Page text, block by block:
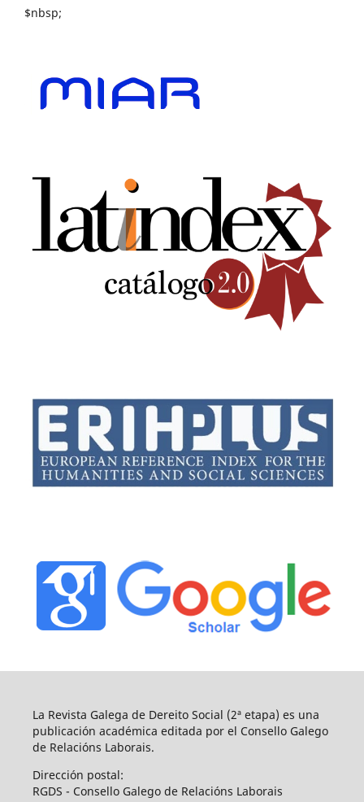
$nbsp;
La Revista Galega de Dereito Social (2ª etapa) es una
publicación académica editada por el Consello Galego
de Relacións Laborais.
Dirección postal:
RGDS - Consello Galego de Relacións Laborais